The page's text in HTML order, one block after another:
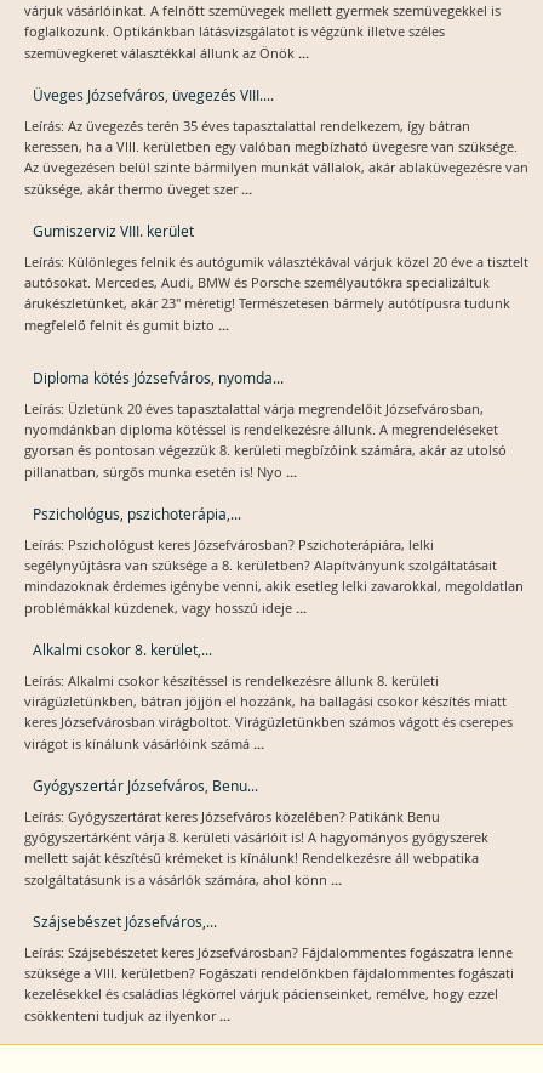
várjuk vásárlóinkat. A felnőtt szemüvegek mellett gyermek szemüvegekkel is
foglalkozunk. Optikánkban látásvizsgálatot is végzünk illetve széles
szemüvegkeret választékkal állunk az Önök ...
Üveges Józsefváros, üvegezés VIII....
Leírás: Az üvegezés terén 35 éves tapasztalattal rendelkezem, így bátran
keressen, ha a VIII. kerületben egy valóban megbízható üvegesre van szüksége.
Az üvegezésen belül szinte bármilyen munkát vállalok, akár ablaküvegezésre van
szüksége, akár thermo üveget szer ...
Gumiszerviz VIII. kerület
Leírás: Különleges felnik és autógumik választékával várjuk közel 20 éve a tisztelt
autósokat. Mercedes, Audi, BMW és Porsche személyautókra specializáltuk
árukészletünket, akár 23" méretig! Természetesen bármely autótípusra tudunk
megfelelő felnit és gumit bizto ...
Diploma kötés Józsefváros, nyomda...
Leírás: Üzletünk 20 éves tapasztalattal várja megrendelőit Józsefvárosban,
nyomdánkban diploma kötéssel is rendelkezésre állunk. A megrendeléseket
gyorsan és pontosan végezzük 8. kerületi megbízóink számára, akár az utolsó
pillanatban, sürgős munka esetén is! Nyo ...
Pszichológus, pszichoterápia,...
Leírás: Pszichológust keres Józsefvárosban? Pszichoterápiára, lelki
segélynyújtásra van szüksége a 8. kerületben? Alapítványunk szolgáltatásait
mindazoknak érdemes igénybe venni, akik esetleg lelki zavarokkal, megoldatlan
problémákkal küzdenek, vagy hosszú ideje ...
Alkalmi csokor 8. kerület,...
Leírás: Alkalmi csokor készítéssel is rendelkezésre állunk 8. kerületi
virágüzletünkben, bátran jöjjön el hozzánk, ha ballagási csokor készítés miatt
keres Józsefvárosban virágboltot. Virágüzletünkben számos vágott és cserepes
virágot is kínálunk vásárlóink számá ...
Gyógyszertár Józsefváros, Benu...
Leírás: Gyógyszertárat keres Józsefváros közelében? Patikánk Benu
gyógyszertárként várja 8. kerületi vásárlóit is! A hagyományos gyógyszerek
mellett saját készítésű krémeket is kínálunk! Rendelkezésre áll webpatika
szolgáltatásunk is a vásárlók számára, ahol könn ...
Szájsebészet Józsefváros,...
Leírás: Szájsebészetet keres Józsefvárosban? Fájdalommentes fogászatra lenne
szüksége a VIII. kerületben? Fogászati rendelőnkben fájdalommentes fogászati
kezelésekkel és családias légkörrel várjuk pácienseinket, remélve, hogy ezzel
csökkenteni tudjuk az ilyenkor ...